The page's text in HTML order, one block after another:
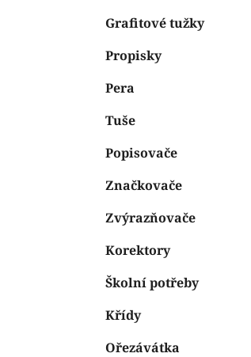
Grafitové tužky
Propisky
Pera
Tuše
Popisovače
Značkovače
Zvýrazňovače
Korektory
Školní potřeby
Křídy
Ořezávátka